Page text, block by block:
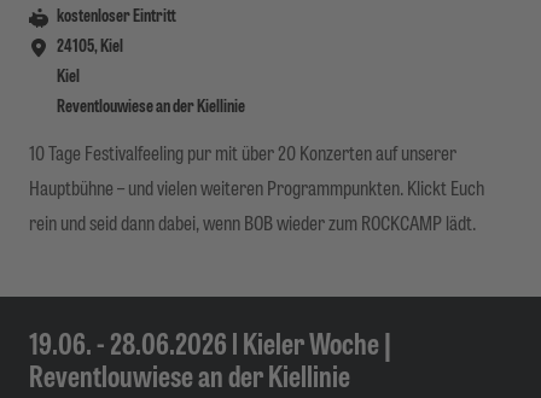
kostenloser Eintritt
24105, Kiel
Kiel
Reventlouwiese an der Kiellinie
10 Tage Festivalfeeling pur mit über 20 Konzerten auf unserer
Hauptbühne – und vielen weiteren Programmpunkten. Klickt Euch
rein und seid dann dabei, wenn BOB wieder zum ROCKCAMP lädt.
19.06. - 28.06.2026 l Kieler Woche |
Reventlouwiese an der Kiellinie